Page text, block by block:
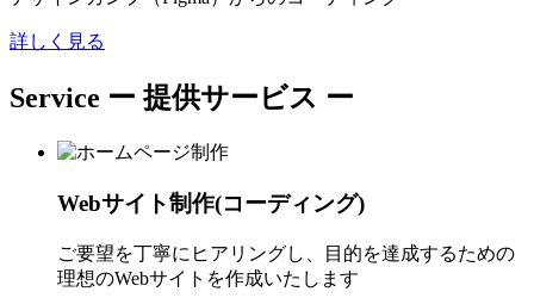
詳しく見る
Service ー 提供サービス ー
Webサイト制作(コーディング)
ご要望を丁寧にヒアリングし、目的を達成するための
理想のWebサイトを作成いたします